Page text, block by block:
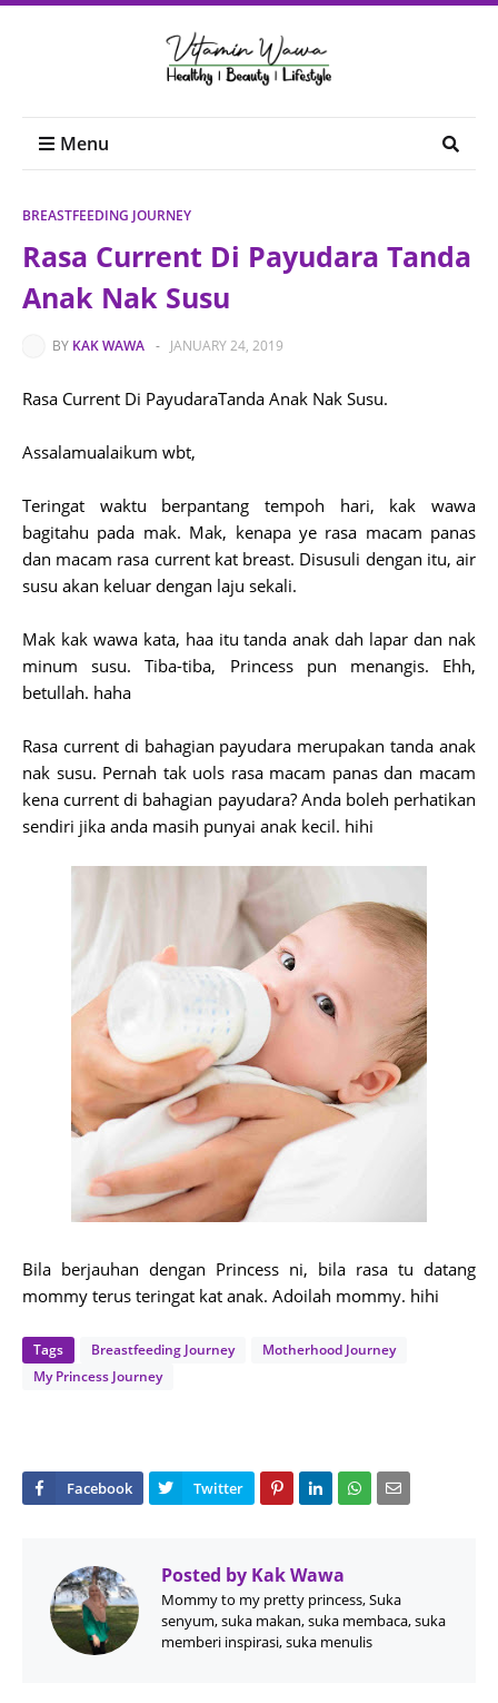
Menu
BREASTFEEDING JOURNEY
Rasa Current Di Payudara Tanda
Anak Nak Susu
BY KAK WAWA - JANUARY 24, 2019
Rasa Current Di PayudaraTanda Anak Nak Susu.
Assalamualaikum wbt,
Teringat waktu berpantang tempoh hari, kak wawa
bagitahu pada mak. Mak, kenapa ye rasa macam panas
dan macam rasa current kat breast. Disusuli dengan itu, air
susu akan keluar dengan laju sekali.
Mak kak wawa kata, haa itu tanda anak dah lapar dan nak
minum susu. Tiba-tiba, Princess pun menangis. Ehh,
betullah. haha
Rasa current di bahagian payudara merupakan tanda anak
nak susu. Pernah tak uols rasa macam panas dan macam
kena current di bahagian payudara? Anda boleh perhatikan
sendiri jika anda masih punyai anak kecil. hihi
Bila berjauhan dengan Princess ni, bila rasa tu datang
mommy terus teringat kat anak. Adoilah mommy. hihi
Tags Breastfeeding Journey
Motherhood Journey
My Princess Journey
Posted by Kak Wawa
Mommy to my pretty princess, Suka
senyum, suka makan, suka membaca, suka
memberi inspirasi, suka menulis